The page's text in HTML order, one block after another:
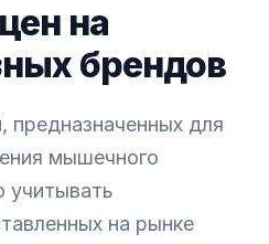
на
брендов
предназначенных для
мышечного
учитывать
на рынке